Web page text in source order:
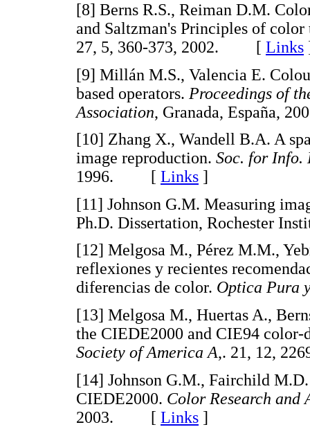
[8] Berns R.S., Reiman D.M.
and Saltzman's Principles of
27, 5, 360-373, 2002. [ Links
[9] Millán M.S., Valencia E.
based operators. Proceedings of
Association, Granada,
[10] Zhang X., Wandell B.A. A
image reproduction. Soc. for Info.
1996. [ Links ]
[11] Johnson G.M. Measuring
Ph.D. Dissertation, Rochester
[12] Melgosa M., Pérez M.M.,
reflexiones y recientes
diferencias de color. Optica Pura
[13] Melgosa M., Huertas A.,
the CIEDE2000 and CIE94
Society of America A,. 21, 12,
[14] Johnson G.M., Fairchild
CIEDE2000. Color Research and
2003. [ Links ]